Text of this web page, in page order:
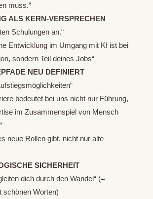
muss.“
ALS KERN-VERSPRECHEN
Schulungen an.“
Entwicklung im Umgang mit KI ist bei
sondern Teil deines Jobs“
NEU DEFINIERT
bedeutet bei uns nicht nur Führung,
im Zusammenspiel von Mensch
neue Rollen gibt, nicht nur alte
SICHERHEIT
dich durch den Wandel“ (=
schönen Worten)